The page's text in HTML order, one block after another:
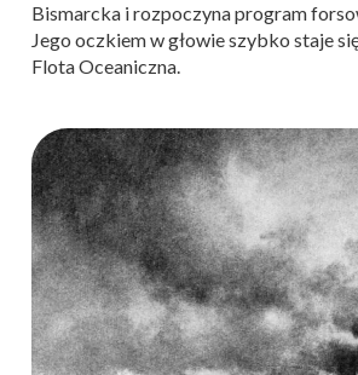
Bismarcka i rozpoczyna program
Jego oczkiem w głowie szybko staje
Flota Oceaniczna.